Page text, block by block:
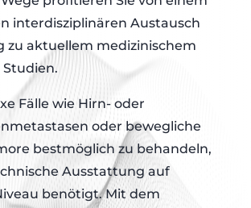
interdisziplinären Austausch
zu aktuellem medizinischem
Fälle wie Hirn- oder
oder bewegliche
bestmöglich zu behandeln,
Ausstattung auf
benötigt. Mit dem